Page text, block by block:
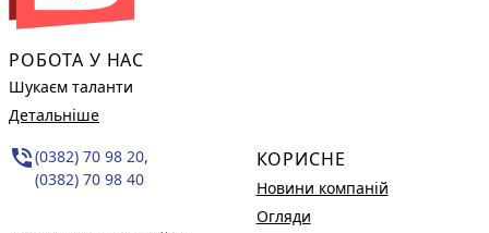
РОБОТА У НАС
Шукаєм таланти
Детальніше
phone_in_talk(0382) 70 98 20,
(0382) 70 98 40
КОРИСНЕ
Новини компаній
Огляди